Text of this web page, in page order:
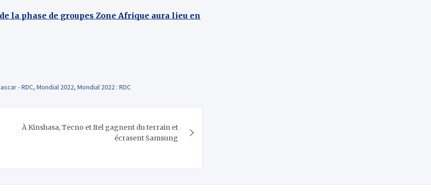
la phase de groupes Zone Afrique aura lieu en
- RDC, Mondial 2022, Mondial 2022 : RDC
À Kinshasa, Tecno et Itel gagnent du terrain et
écrasent Samsung